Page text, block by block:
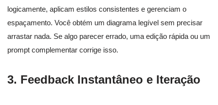
logicamente, aplicam estilos consistentes e gerenciam o
espaçamento. Você obtém um diagrama legível sem precisar
arrastar nada. Se algo parecer errado, uma edição rápida ou um
prompt complementar corrige isso.
3. Feedback Instantâneo e Iteração